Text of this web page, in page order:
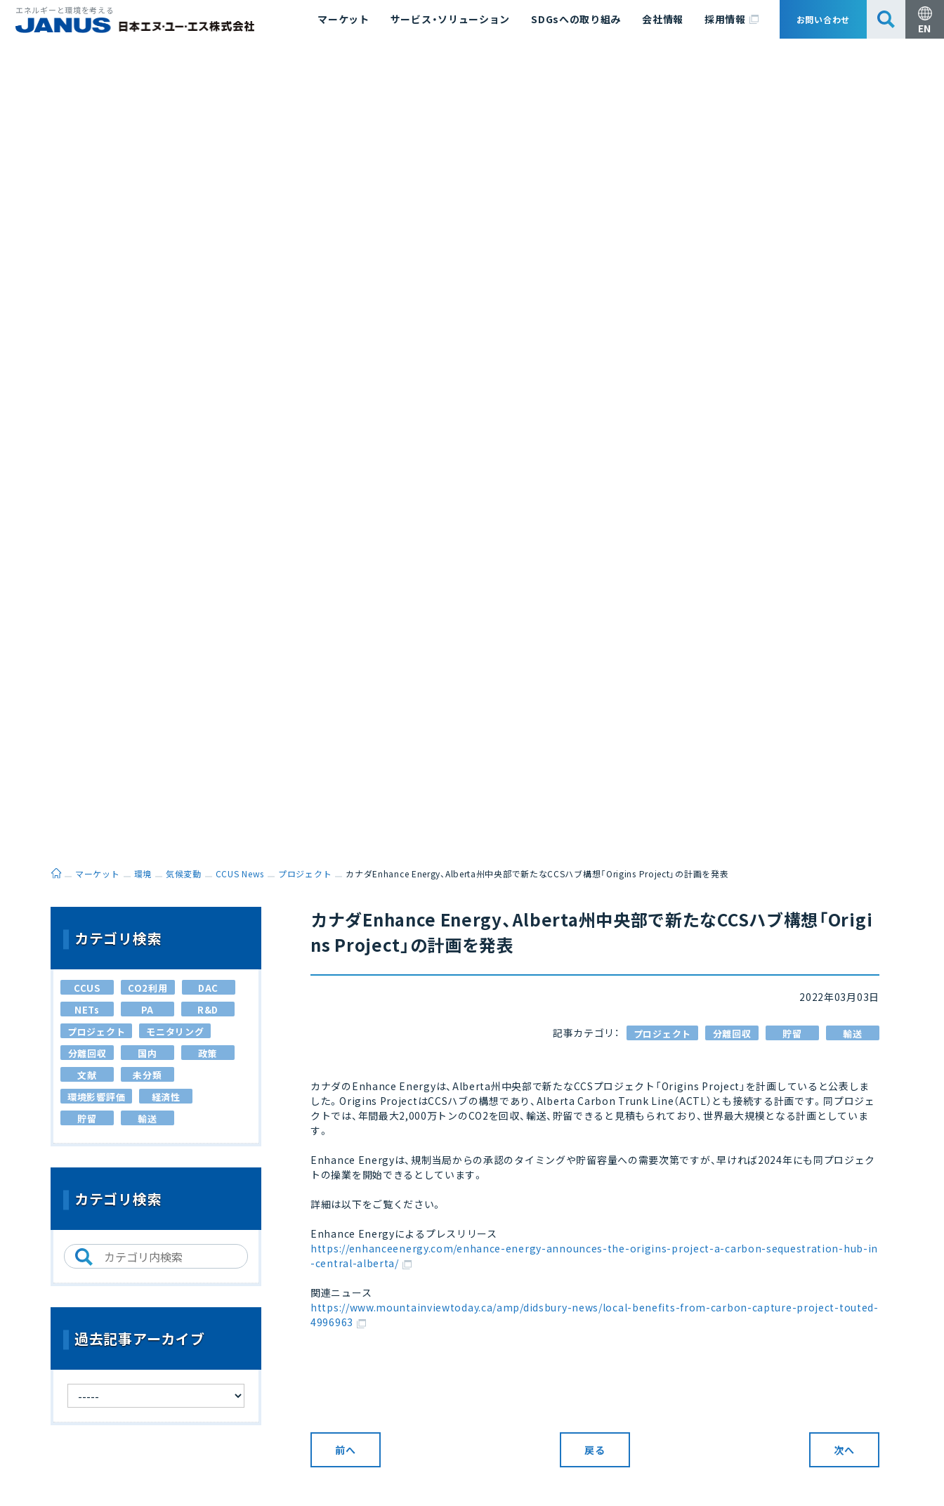
エネルギーと環境を考える
マーケット サービス・ソリューション SDGsへの取り組み 会社情報 採用情報 お問い合わせ
EN
ホームマーケット 環境 気候変動 CCUS News プロジェクト カナダEnhance Energy、Alberta州中央部で新たなCCSハブ構想「Origins Project」の計画を発表
カナダEnhance Energy、Alberta州中央部で新たなCCSハブ構想「Origi
ns Project」の計画を発表
2022年03月03日
記事カテゴリ： プロジェクト 分離回収 貯留 輸送
カナダのEnhance Energyは、Alberta州中央部で新たなCCSプロジェクト「Origins Project」を計画していると公表しま
した。Origins ProjectはCCSハブの構想であり、Alberta Carbon Trunk Line（ACTL）とも接続する計画です。同プロジェ
クトでは、年間最大2,000万トンのCO2を回収、輸送、貯留できると見積もられており、世界最大規模となる計画としていま
す。
Enhance Energyは、規制当局からの承認のタイミングや貯留容量への需要次第ですが、早ければ2024年にも同プロジェク
トの操業を開始できるとしています。
詳細は以下をご覧ください。
Enhance Energyによるプレスリリース
https://enhanceenergy.com/enhance-energy-announces-the-origins-project-a-carbon-sequestration-hub-in
-central-alberta/
関連ニュース
https://www.mountainviewtoday.ca/amp/didsbury-news/local-benefits-from-carbon-capture-project-touted-
4996963
前へ 戻る 次へ
カテゴリ検索
CCUS CO2利用
DAC
NETs
PA
R&D
プロジェクト
モニタリング
分離回収
国内
政策
文献
未分類
環境影響評価
経済性
貯留
輸送
カテゴリ検索
過去記事アーカイブ